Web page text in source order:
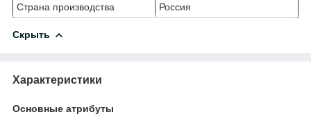
Страна производства
Россия
Скрыть
Характеристики
Основные атрибуты